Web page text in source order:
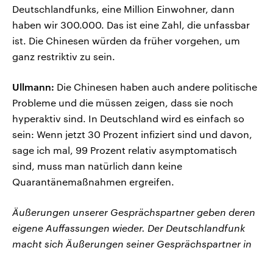
Deutschlandfunks, eine Million Einwohner, dann
haben wir 300.000. Das ist eine Zahl, die unfassbar
ist. Die Chinesen würden da früher vorgehen, um
ganz restriktiv zu sein.
Ullmann: Die Chinesen haben auch andere politische
Probleme und die müssen zeigen, dass sie noch
hyperaktiv sind. In Deutschland wird es einfach so
sein: Wenn jetzt 30 Prozent infiziert sind und davon,
sage ich mal, 99 Prozent relativ asymptomatisch
sind, muss man natürlich dann keine
Quarantänemaßnahmen ergreifen.
Äußerungen unserer Gesprächspartner geben deren
eigene Auffassungen wieder. Der Deutschlandfunk
macht sich Äußerungen seiner Gesprächspartner in